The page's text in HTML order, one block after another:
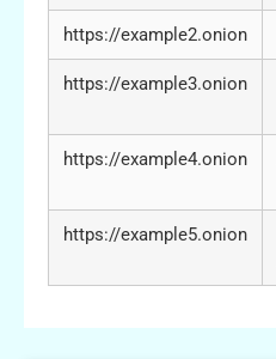
https://example2.onion
https://example3.onion
https://example4.onion
https://example5.onion